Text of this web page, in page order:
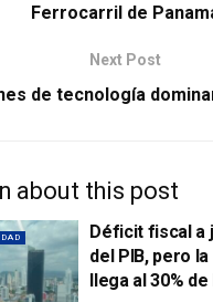
Ferrocarril de
Next Post
de tecnología
about this post
Déficit fiscal a
del PIB, pero
llega al 30%